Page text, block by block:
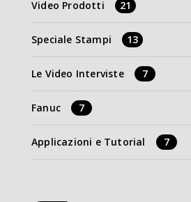
Video Prodotti 21
Speciale Stampi 13
Le Video Interviste 7
Fanuc 7
Applicazioni e Tutorial 7